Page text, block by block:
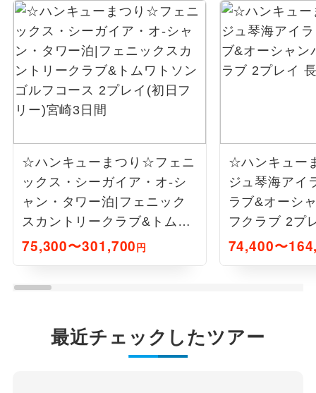
☆ハンキューまつり☆フェニ
ックス・シーガイア・オ-シ
ャン・タワー泊|フェニック
スカントリークラブ&トムワ
トソンゴルフコース 2プレイ
75,300〜301,700円
☆ハンキュー
ジュ琴海アイ
ラブ&オーシ
フクラブ 2プ
74,400〜
最近チェックしたツアー